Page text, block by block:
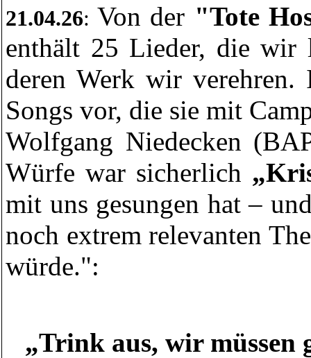
21.04.26: Von der "Tote
enthält 25 Lieder, die wir
deren Werk wir
Songs vor, die sie mit
Wolfgang Niedecken
Würfe war sicherlich
mit uns gesungen hat –
noch extrem relevanten
würde.":
„Trink aus, wir müssen